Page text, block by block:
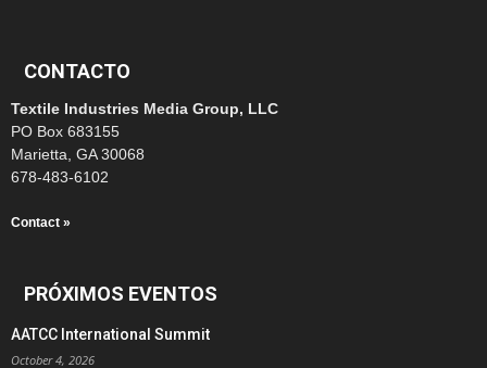
CONTACTO
Textile Industries Media Group, LLC
PO Box 683155
Marietta, GA 30068
678-483-6102
Contact »
PRÓXIMOS EVENTOS
AATCC International Summit
October 4, 2026